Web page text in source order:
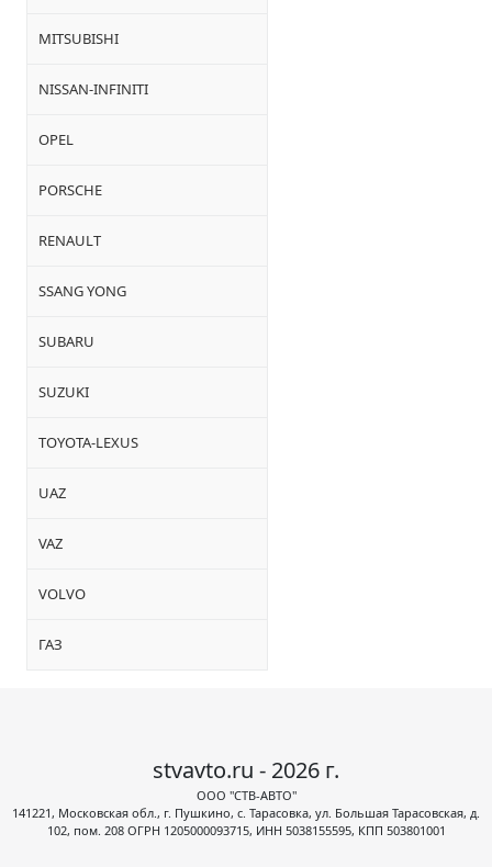
MITSUBISHI
NISSAN-INFINITI
OPEL
PORSCHE
RENAULT
SSANG YONG
SUBARU
SUZUKI
TOYOTA-LEXUS
UAZ
VAZ
VOLVO
ГАЗ
stvavto.ru - 2026 г.
ООО "СТВ-АВТО"
141221, Московская обл., г. Пушкино, с. Тарасовка, ул. Большая Тарасовская, д.
102, пом. 208 ОГРН 1205000093715, ИНН 5038155595, КПП 503801001